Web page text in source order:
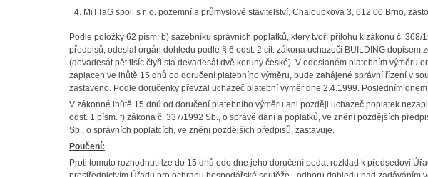
MiTTaG spol. s r. o. pozemní a průmyslové stavitelství, Chaloupkova 3, 612 00 Brno,
Podle položky 62 písm. b) sazebníku správních poplatků, který tvoří přílohu k zákonu č.
předpisů, odeslal orgán dohledu podle § 6 odst. 2 cit. zákona uchazeči BUILDING dopisem
(devadesát pět tisíc čtyři sta devadesát dvě koruny české). V odeslaném platebním výměru
zaplacen ve lhůtě 15 dnů od doručení platebního výměru, bude zahájené správní řízení v
zastaveno. Podle doručenky převzal uchazeč platební výměr dne 2.4.1999. Posledním
V zákonné lhůtě 15 dnů od doručení platebního výměru ani později uchazeč poplatek
odst. 1 písm. f) zákona č. 337/1992 Sb., o správě daní a poplatků, ve znění pozdějších
Sb., o správních poplatcích, ve znění pozdějších předpisů, zastavuje.
Poučení:
Proti tomuto rozhodnutí lze do 15 dnů ode dne jeho doručení podat rozklad k předsedovi